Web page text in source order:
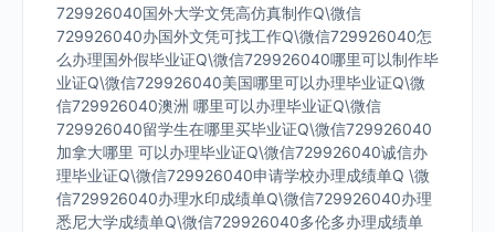
729926040国外大学文凭高仿真制作Q\微信
729926040办国外文凭可找工作Q\微信729926040怎
么办理国外假毕业证Q\微信729926040哪里可以制作毕
业证Q\微信729926040美国哪里可以办理毕业证Q\微
信729926040澳洲 哪里可以办理毕业证Q\微信
729926040留学生在哪里买毕业证Q\微信729926040
加拿大哪里 可以办理毕业证Q\微信729926040诚信办
理毕业证Q\微信729926040申请学校办理成绩单Q \微
信729926040办理水印成绩单Q\微信729926040办理
悉尼大学成绩单Q\微信729926040多伦多办理成绩单